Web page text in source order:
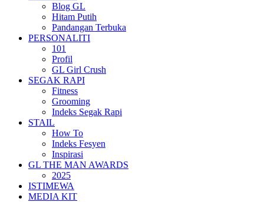
Blog GL
Hitam Putih
Pandangan Terbuka
PERSONALITI
101
Profil
GL Girl Crush
SEGAK RAPI
Fitness
Grooming
Indeks Segak Rapi
STAIL
How To
Indeks Fesyen
Inspirasi
GL THE MAN AWARDS
2025
ISTIMEWA
MEDIA KIT